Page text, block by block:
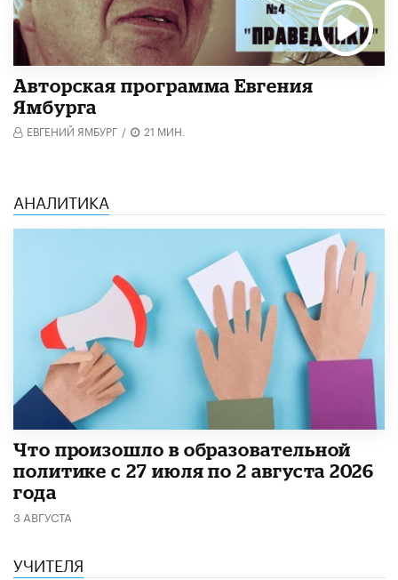
Авторская программа Евгения
Ямбурга
ЕВГЕНИЙ ЯМБУРГ / 21 МИН.
АНАЛИТИКА
​Что произошло в образовательной
политике с 27 июля по 2 августа 2026
года
3 АВГУСТА
УЧИТЕЛЯ